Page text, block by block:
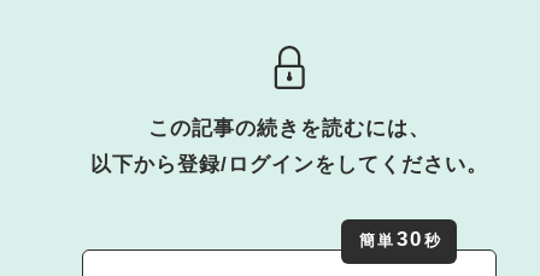
この記事の続きを読むには、
以下から登録/ログインをしてください。
簡単 30 秒